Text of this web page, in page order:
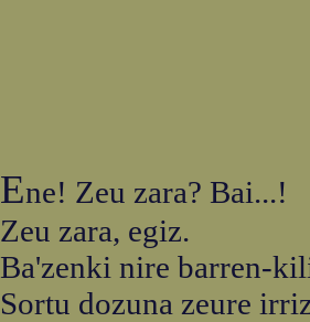
Ene! Zeu zara? Bai...!
Zeu zara, egiz.
Ba'zenki nire barren-
Sortu dozuna zeure